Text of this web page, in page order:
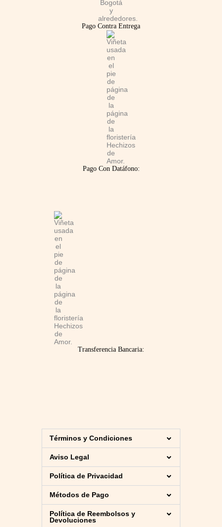
Pago Contra Entrega
Pago Con Datáfono:
Transferencia Bancaria:
Términos y Condiciones
Aviso Legal
Política de Privacidad
Métodos de Pago
Política de Reembolsos y
Devoluciones